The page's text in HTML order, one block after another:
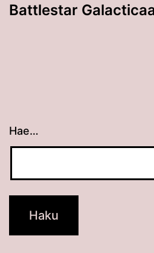
Battlestar
Hae…
Kun tuloksia tulee, voit